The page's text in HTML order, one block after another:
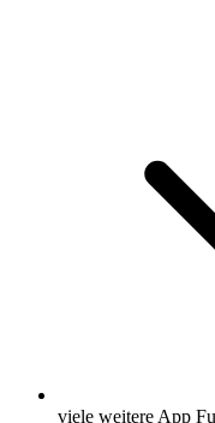
viele weitere App